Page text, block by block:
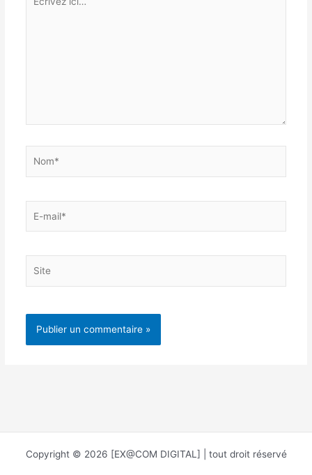
ici…
mail*
Copyright © 2026 [EX@COM DIGITAL] | tout droit réservé